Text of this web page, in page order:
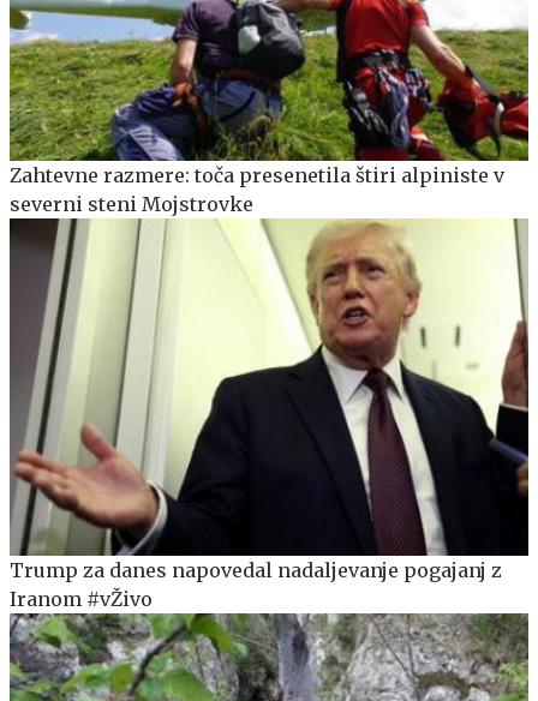
Zahtevne razmere: toča presenetila štiri alpiniste v
severni steni Mojstrovke
Trump za danes napovedal nadaljevanje pogajanj z
Iranom #vŽivo